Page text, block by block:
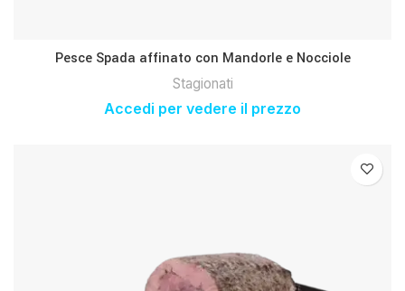
Pesce Spada affinato con Mandorle e Nocciole
Stagionati
Accedi per vedere il prezzo